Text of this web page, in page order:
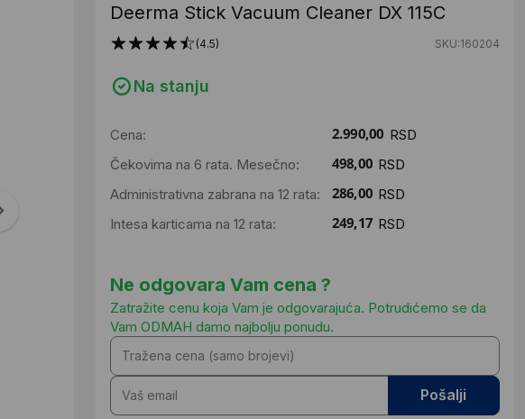
Deerma Stick Vacuum Cleaner DX 115C
(4.5) SKU:160204
Na stanju
Cena:
RSD
Čekovima na 6 rata. Mesečno:
RSD
Administrativna zabrana na 12 rata:
RSD
Intesa karticama na 12 rata:
RSD
Ne odgovara Vam cena ?
Zatražite cenu koja Vam je odgovarajuća. Potrudićemo se da
Vam ODMAH damo najbolju ponudu.
Pošalji